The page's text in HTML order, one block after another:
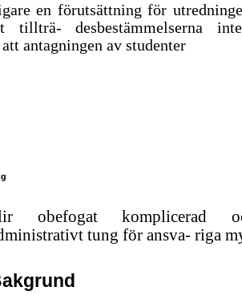
en förutsättning för
tillträ- desbestämmelserna
antagningen av studenter
obefogat komplicerad
tung för ansva- riga